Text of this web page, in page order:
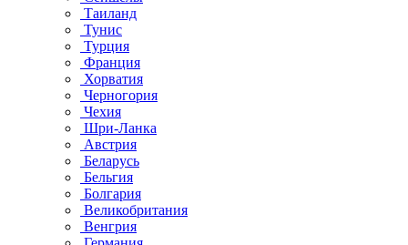
Таиланд
Тунис
Турция
Франция
Хорватия
Черногория
Чехия
Шри-Ланка
Австрия
Беларусь
Бельгия
Болгария
Великобритания
Венгрия